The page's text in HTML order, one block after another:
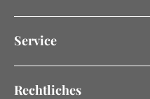
Service
Rechtliches